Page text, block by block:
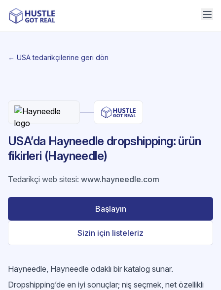
← USA tedarikçilerine geri dön
USA’da Hayneedle dropshipping: ürün
fikirleri (Hayneedle)
Tedarikçi web sitesi: www.hayneedle.com
Başlayın
Sizin için listeleriz
Hayneedle, Hayneedle odaklı bir katalog sunar.
Dropshipping’de en iyi sonuçlar; niş seçmek, net özellikli